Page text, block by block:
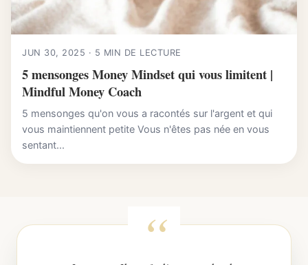
JUN 30, 2025 · 5 MIN DE LECTURE
5 mensonges Money Mindset qui vous limitent |
Mindful Money Coach
5 mensonges qu'on vous a racontés sur l'argent et qui
vous maintiennent petite Vous n'êtes pas née en vous
sentant...